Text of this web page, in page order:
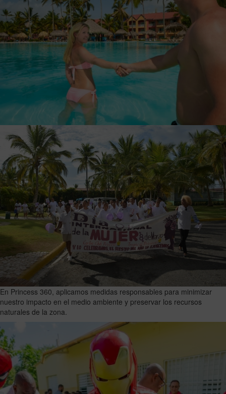
En Princess 360, aplicamos medidas responsables para minimizar
nuestro impacto en el medio ambiente y preservar los recursos
naturales de la zona.